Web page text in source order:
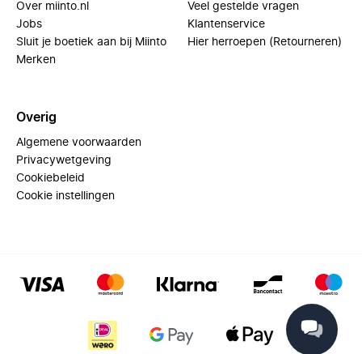
Over miinto.nl
Jobs
Sluit je boetiek aan bij Miinto
Merken
Veel gestelde vragen
Klantenservice
Hier herroepen (Retourneren)
Overig
Algemene voorwaarden
Privacywetgeving
Cookiebeleid
Cookie instellingen